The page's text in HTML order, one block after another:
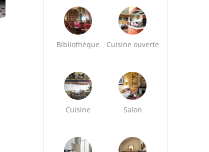
Bibliothèque Cuisine ouverte
Cuisine Salon